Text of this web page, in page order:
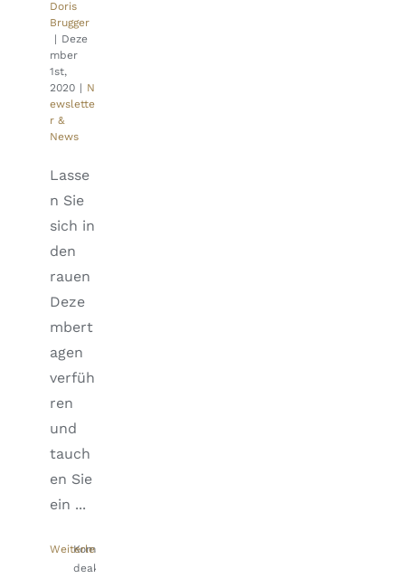
Doris
Brugger
| Deze
mber
1st,
2020 | N
ewslette
r &
News
Lasse
n Sie
sich in
den
rauen
Deze
mbert
agen
verfüh
ren
und
tauch
en Sie
ein ...
Weiterlesen
Kommentare
deaktiviert